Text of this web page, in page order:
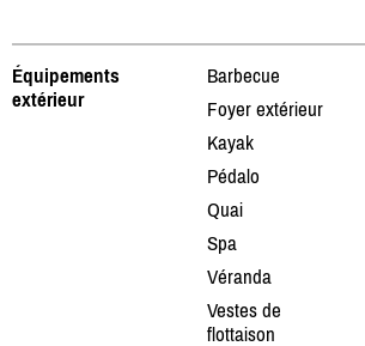
Équipements
extérieur
Barbecue
Foyer extérieur
Kayak
Pédalo
Quai
Spa
Véranda
Vestes de
flottaison